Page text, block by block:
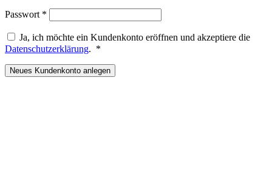
Passwort *
Ja, ich möchte ein Kundenkonto eröffnen und akzeptiere die
Datenschutzerklärung. *
Neues Kundenkonto anlegen